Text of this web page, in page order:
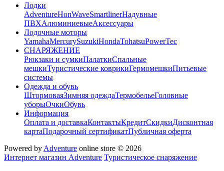
Лодки
AdventureHonWaveSmartlinerНадувные
ПВХАлюминиевыеАксессуары
Лодочные моторы
YamahaMercurySuzukiHondaTohatsuPowerTec
СНАРЯЖЕНИЕ
Рюкзаки и сумкиПалаткиСпальные
мешкиТуристические коврикиГермомешкиПитьевые
системы
Одежда и обувь
ШтормоваяЗимняя одеждаТермобельеГоловные
уборыОчкиОбувь
Информация
Оплата и доставкаКонтактыКредитСкидкиДисконтная
картаПодарочный сертификатПубличная оферта
Powered by Adventure online store © 2026
Интернет магазин Adventure Туристическое снаряжение